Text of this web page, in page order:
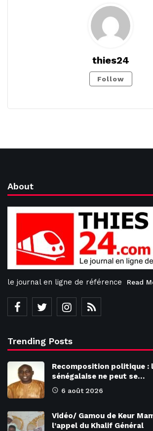
thies24
Follow
About
le journal en ligne de référence Read
Trending Posts
Recomposition politique :
sénégalaise ne peut se…
6 août 2026
Vidéo/ Gamou de Keur
l’appel du Khalif Général